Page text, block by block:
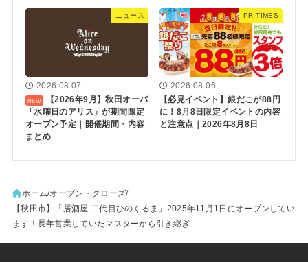
ニュース
2026.08.07
【2026年9月】秋田オーパ
「水曜日のアリス」が期間限定
オープン予定｜開催期間・内容
まとめ
PR TIMES
2026.08.06
【必見イベント】銀だこが88円
に！8月8日限定イベントの内容
と注意点｜2026年8月8日
ホーム オープン・クローズ
【秋田市】「居酒屋 二代目ひのくるま」2025年11月1日にオープンしてい
ます！長年営業していたマスターから引き継ぎ